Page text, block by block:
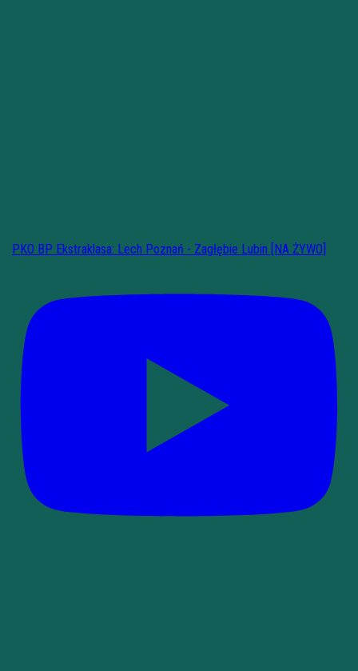
PKO BP Ekstraklasa: Lech Poznań - Zagłębie Lubin [NA ŻYWO]